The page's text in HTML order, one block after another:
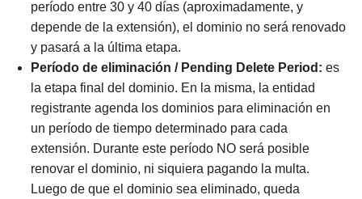
período entre 30 y 40 días (aproximadamente, y
depende de la extensión), el dominio no será renovado
y pasará a la última etapa.
Período de eliminación / Pending Delete Period: es
la etapa final del dominio. En la misma, la entidad
registrante agenda los dominios para eliminación en
un período de tiempo determinado para cada
extensión. Durante este período NO será posible
renovar el dominio, ni siquiera pagando la multa.
Luego de que el dominio sea eliminado, queda